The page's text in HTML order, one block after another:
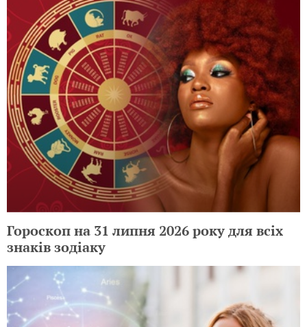
Гороскоп на 31 липня 2026 року для всіх
знаків зодіаку